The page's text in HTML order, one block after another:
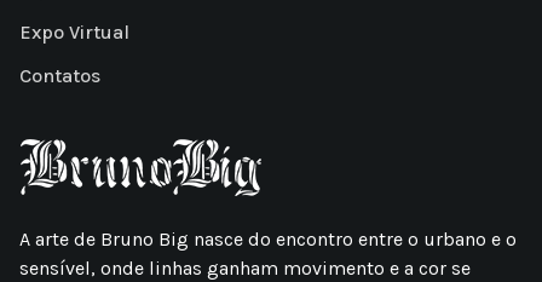
Expo Virtual
Contatos
A arte de Bruno Big nasce do encontro entre o urbano e o
sensível, onde linhas ganham movimento e a cor se